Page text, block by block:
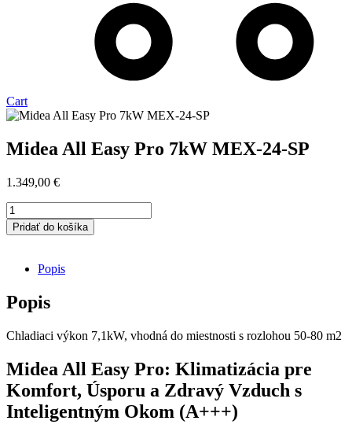
Cart
Midea All Easy Pro 7kW MEX-24-SP
1.349,00 €
množstvo
Midea
All
MEX-
24-
Pridať do košíka
Popis
Popis
Chladiaci výkon 7,1kW, vhodná do miestnosti s rozlohou 50-80 m2
Midea All Easy Pro: Klimatizácia pre
Komfort, Úsporu a Zdravý Vzduch s
Inteligentným Okom (A+++)